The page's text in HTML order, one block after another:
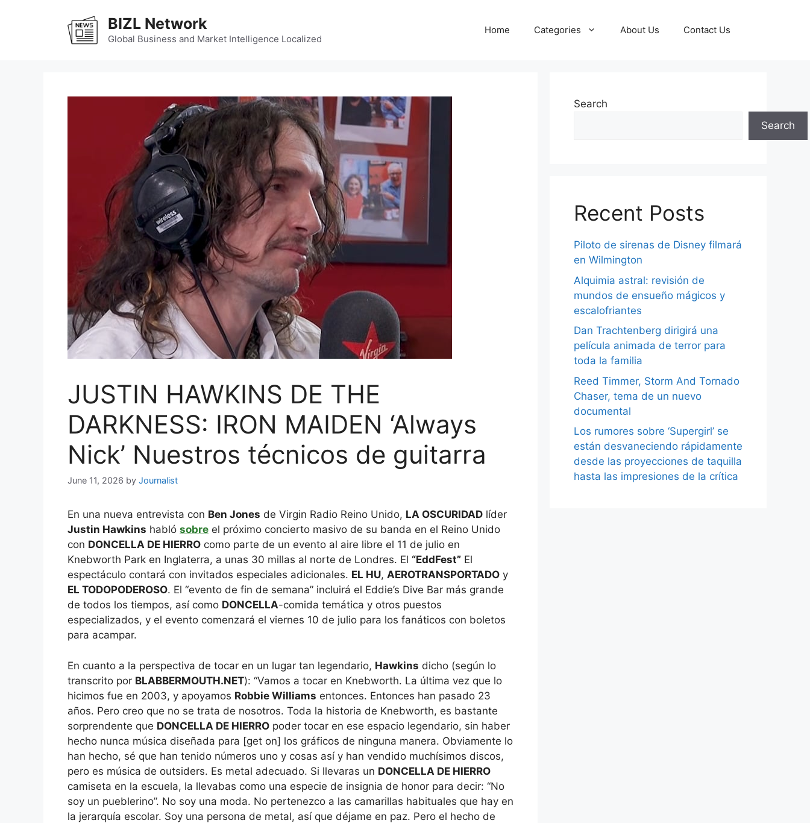
BIZL Network
Global Business and Market Intelligence Localized
Home Categories About Us Contact Us
JUSTIN HAWKINS DE THE
DARKNESS: IRON MAIDEN ‘Always
Nick’ Nuestros técnicos de guitarra
June 11, 2026 by Journalist
En una nueva entrevista con Ben Jones de Virgin Radio Reino Unido, LA OSCURIDAD líder
Justin Hawkins habló sobre el próximo concierto masivo de su banda en el Reino Unido
con DONCELLA DE HIERRO como parte de un evento al aire libre el 11 de julio en
Knebworth Park en Inglaterra, a unas 30 millas al norte de Londres. El “EddFest” El
espectáculo contará con invitados especiales adicionales. EL HU, AEROTRANSPORTADO y
EL TODOPODEROSO. El “evento de fin de semana” incluirá el Eddie’s Dive Bar más grande
de todos los tiempos, así como DONCELLA-comida temática y otros puestos
especializados, y el evento comenzará el viernes 10 de julio para los fanáticos con boletos
para acampar.
En cuanto a la perspectiva de tocar en un lugar tan legendario, Hawkins dicho (según lo
transcrito por BLABBERMOUTH.NET): “Vamos a tocar en Knebworth. La última vez que lo
hicimos fue en 2003, y apoyamos Robbie Williams entonces. Entonces han pasado 23
años. Pero creo que no se trata de nosotros. Toda la historia de Knebworth, es bastante
sorprendente que DONCELLA DE HIERRO poder tocar en ese espacio legendario, sin haber
hecho nunca música diseñada para [get on] los gráficos de ninguna manera. Obviamente lo
han hecho, sé que han tenido números uno y cosas así y han vendido muchísimos discos,
pero es música de outsiders. Es metal adecuado. Si llevaras un DONCELLA DE HIERRO
camiseta en la escuela, la llevabas como una especie de insignia de honor para decir: “No
soy un pueblerino”. No soy una moda. No pertenezco a las camarillas habituales que hay en
la jerarquía escolar. Soy una persona de metal, así que déjame en paz. Pero el hecho de
Search
Search
Recent Posts
Piloto de sirenas de Disney filmará
en Wilmington
Alquimia astral: revisión de
mundos de ensueño mágicos y
escalofriantes
Dan Trachtenberg dirigirá una
película animada de terror para
toda la familia
Reed Timmer, Storm And Tornado
Chaser, tema de un nuevo
documental
Los rumores sobre ‘Supergirl’ se
están desvaneciendo rápidamente
desde las proyecciones de taquilla
hasta las impresiones de la crítica